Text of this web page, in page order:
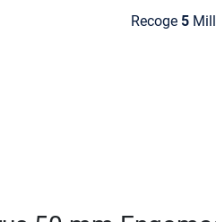
Recoge 5